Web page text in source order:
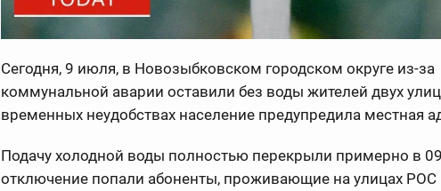
Сегодня, 9 июля, в Новозыбковском городском округе из-за
коммунальной аварии оставили без воды жителей двух
временных неудобствах население предупредила местная
Подачу холодной воды полностью перекрыли примерно в
отключение попали абоненты, проживающие на улицах РОС